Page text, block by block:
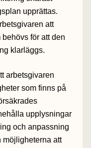
upprättas.
att
för att den
klarläggs.
arbetsgivaren
som finns på
upplysningar
och anpassning
möjligheterna att